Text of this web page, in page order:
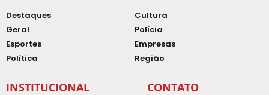
Destaques
Geral
Esportes
Política
Cultura
Polícia
Empresas
Região
INSTITUCIONAL CONTATO